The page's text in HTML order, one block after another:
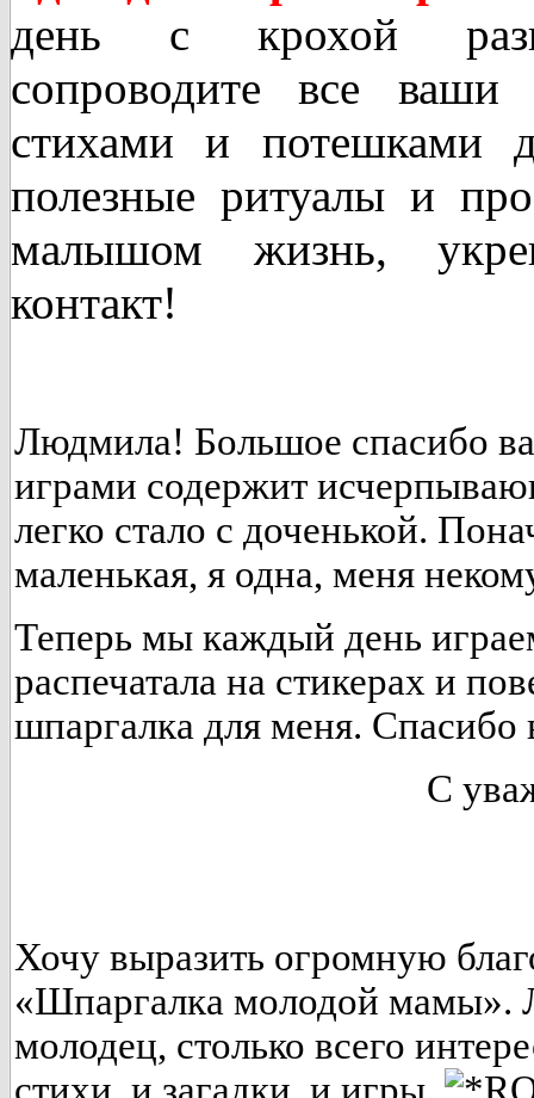
день с крохой
сопроводите все ваши
стихами и потешками
полезные ритуалы и
малышом жизнь,
контакт!
Людмила! Большое спасибо
играми содержит
легко стало с доченькой.
маленькая, я одна, меня
Теперь мы каждый день
распечатала на стикерах и
шпаргалка для меня. Спасибо
С
Хочу выразить огромную
«Шпаргалка молодой мамы».
молодец, столько всего